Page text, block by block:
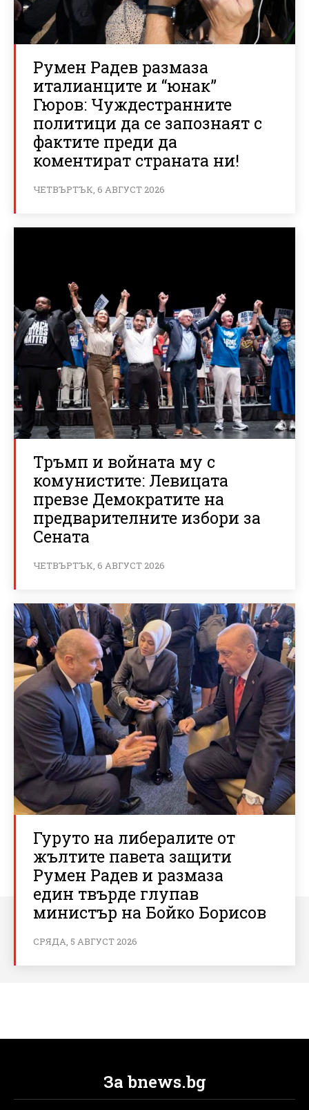
Румен Радев размаза
италианците и “юнак”
Гюров: Чуждестранните
политици да се запознаят с
фактите преди да
коментират страната ни!
ЧЕТВЪРТЪК, 6 АВГУСТ 2026
Тръмп и войната му с
комунистите: Левицата
превзе Демократите на
предварителните избори за
Сената
ЧЕТВЪРТЪК, 6 АВГУСТ 2026
Гуруто на либералите от
жълтите павета защити
Румен Радев и размаза
един твърде глупав
министър на Бойко Борисов
СРЯДА, 5 АВГУСТ 2026
За bnews.bg